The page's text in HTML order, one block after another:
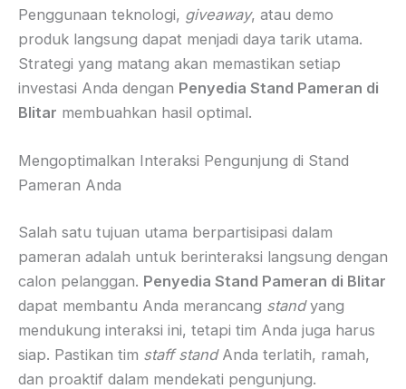
Penggunaan teknologi, giveaway, atau demo
produk langsung dapat menjadi daya tarik utama.
Strategi yang matang akan memastikan setiap
investasi Anda dengan Penyedia Stand Pameran di
Blitar membuahkan hasil optimal.
Mengoptimalkan Interaksi Pengunjung di Stand
Pameran Anda
Salah satu tujuan utama berpartisipasi dalam
pameran adalah untuk berinteraksi langsung dengan
calon pelanggan. Penyedia Stand Pameran di Blitar
dapat membantu Anda merancang standyang
mendukung interaksi ini, tetapi tim Anda juga harus
siap. Pastikan tim staff standAnda terlatih, ramah,
dan proaktif dalam mendekati pengunjung.